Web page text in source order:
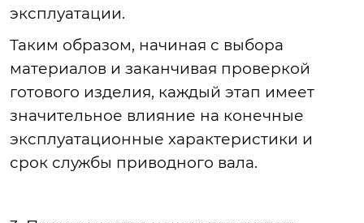
эксплуатации.
Таким образом, начиная с выбора
материалов и заканчивая проверкой
готового изделия, каждый этап имеет
значительное влияние на конечные
эксплуатационные характеристики и
срок службы приводного вала.